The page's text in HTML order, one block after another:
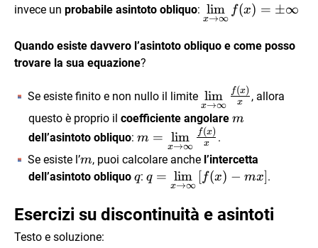
invece un probabile asintoto obliquo: \lim\limits_{x
\to \infty}
f(x)=\pm
x→∞
lim f(x) = ±∞
Quando esiste davvero l’asintoto obliquo e come posso
trovare la sua equazione?
Se esiste finito e non nullo il limite \lim\limits_{x
\to \infty}
\frac{f(x)}{x}
x→∞
lim x
f(x) , allora
questo è proprio il coefficiente angolare m
m
dell’asintoto obliquo: m=\lim\limits_{x
\to \infty}
\frac{f(x)}{x}
m =
x→∞
lim x
f(x) .
Se esiste l’m
m, puoi calcolare anche l’intercetta
dell’asintoto obliquo q
q: q=\lim\limits_{x
\to \infty} \left[
f(x)-mx \right]
q =
x→∞
lim [f(x) − mx].
Esercizi su discontinuità e asintoti
Testo e soluzione: